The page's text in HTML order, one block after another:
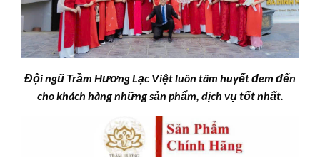
Đội ngũ Trầm Hương Lạc Việt luôn tâm huyết đem đến
cho khách hàng những sản phẩm, dịch vụ tốt nhất.